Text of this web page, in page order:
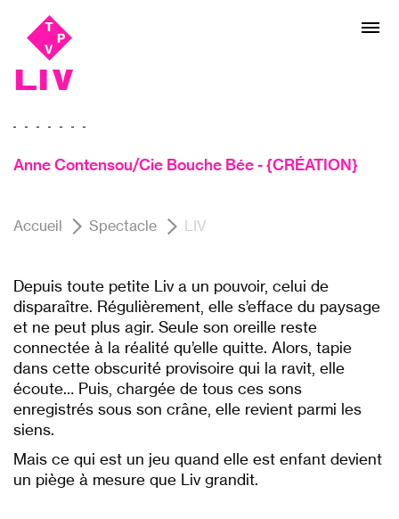
Aller
au
menu
Aller au
contenu
Théâtre
LIV
Anne Contensou/Cie Bouche Bée - {CRÉATION}
Accueil Spectacle LIV
Depuis toute petite Liv a un pouvoir, celui de
disparaître. Régulièrement, elle s’efface du paysage
et ne peut plus agir. Seule son oreille reste
connectée à la réalité qu’elle quitte. Alors, tapie
dans cette obscurité provisoire qui la ravit, elle
écoute… Puis, chargée de tous ces sons
enregistrés sous son crâne, elle revient parmi les
siens.
Mais ce qui est un jeu quand elle est enfant devient
un piège à mesure que Liv grandit.